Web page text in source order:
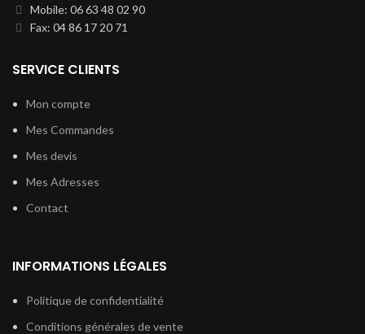
Mobile: 06 63 48 02 90
Fax: 04 86 17 20 71
SERVICE CLIENTS
Mon compte
Mes Commandes
Mes devis
Mes Adresses
Contact
INFORMATIONS LÉGALES
Politique de confidentialité
Conditions générales de vente